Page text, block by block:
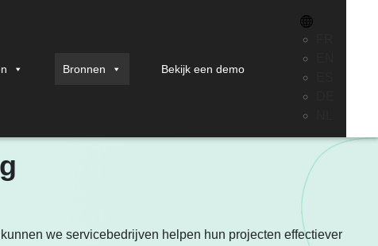
Bronnen Bekijk een demo
we servicebedrijven helpen hun projecten effectiever